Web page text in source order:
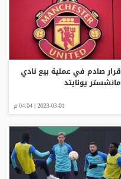
قرار صادم في عملية بيع نادي
مانشستر يونايتد
2023-03-01 | 04:04 م